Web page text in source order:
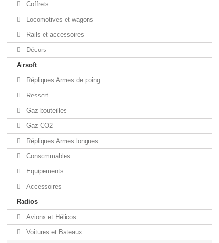
Coffrets
Locomotives et wagons
Rails et accessoires
Décors
Airsoft
Répliques Armes de poing
Ressort
Gaz bouteilles
Gaz CO2
Répliques Armes longues
Consommables
Equipements
Accessoires
Radios
Avions et Hélicos
Voitures et Bateaux